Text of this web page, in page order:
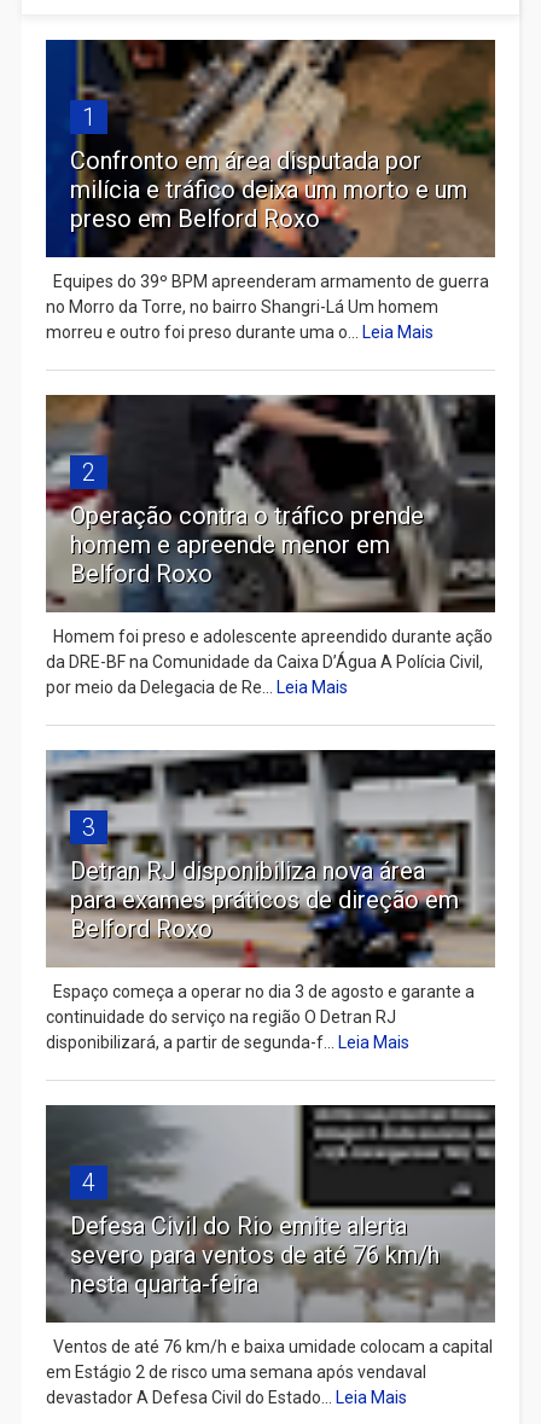
1
Confronto em área disputada por
milícia e tráfico deixa um morto e um
preso em Belford Roxo
Equipes do 39º BPM apreenderam armamento de guerra
no Morro da Torre, no bairro Shangri-Lá Um homem
morreu e outro foi preso durante uma o...
Leia Mais
2
Operação contra o tráfico prende
homem e apreende menor em
Belford Roxo
Homem foi preso e adolescente apreendido durante ação
da DRE-BF na Comunidade da Caixa D’Água A Polícia Civil,
por meio da Delegacia de Re...
Leia Mais
3
Detran RJ disponibiliza nova área
para exames práticos de direção em
Belford Roxo
Espaço começa a operar no dia 3 de agosto e garante a
continuidade do serviço na região O Detran RJ
disponibilizará, a partir de segunda-f...
Leia Mais
4
Defesa Civil do Rio emite alerta
severo para ventos de até 76 km/h
nesta quarta-feira
Ventos de até 76 km/h e baixa umidade colocam a capital
em Estágio 2 de risco uma semana após vendaval
devastador A Defesa Civil do Estado...
Leia Mais